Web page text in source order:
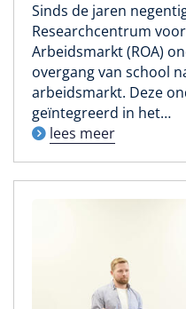
Sinds de jaren
Researchcentrum
Arbeidsmarkt (ROA)
overgang van school
arbeidsmarkt. Deze
geïntegreerd in het…
lees meer